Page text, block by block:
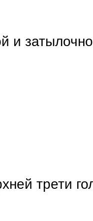
и
трети